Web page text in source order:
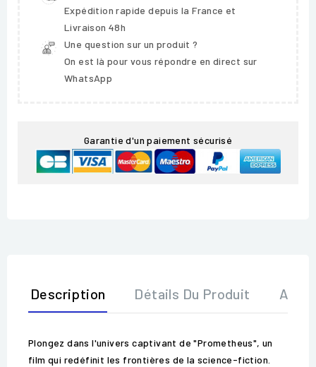
Expédition rapide depuis la France et
Livraison 48h
Une question sur un produit ?
On est là pour vous répondre en direct sur
WhatsApp
Garantie d'un paiement sécurisé
Description Détails Du Produit Avis
Plongez dans l'univers captivant de "Prometheus", un
film qui redéfinit les frontières de la science-fiction.